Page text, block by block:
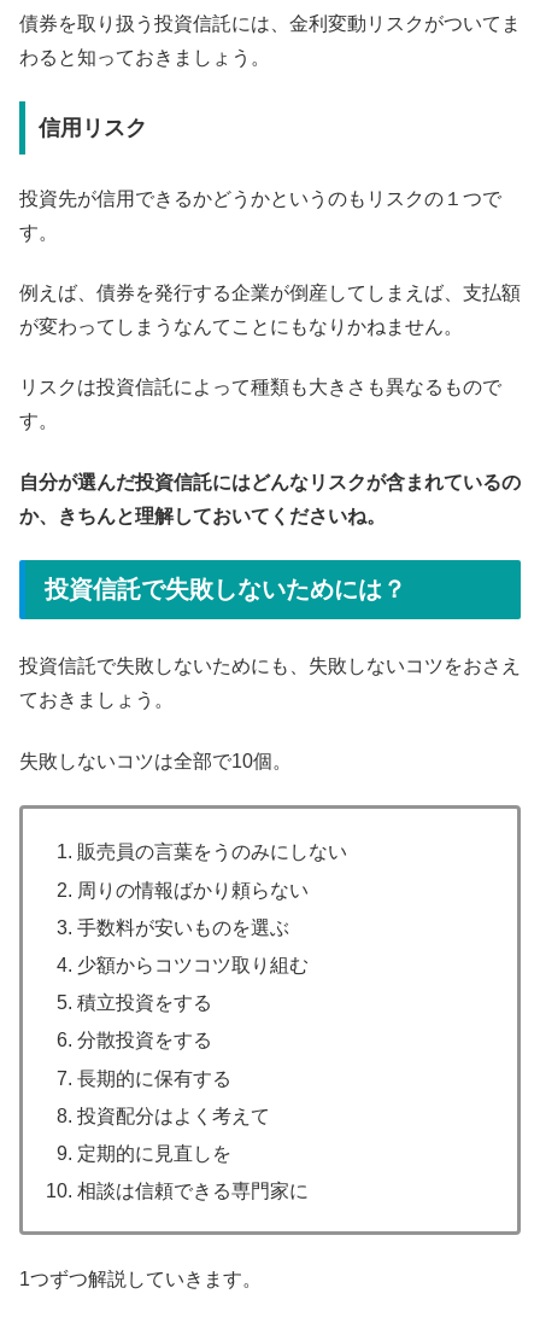
債券を取り扱う投資信託には、金利変動リスクがついてま
わると知っておきましょう。
信用リスク
投資先が信用できるかどうかというのもリスクの１つで
す。
例えば、債券を発行する企業が倒産してしまえば、支払額
が変わってしまうなんてことにもなりかねません。
リスクは投資信託によって種類も大きさも異なるもので
す。
自分が選んだ投資信託にはどんなリスクが含まれているの
か、きちんと理解しておいてくださいね。
投資信託で失敗しないためには？
投資信託で失敗しないためにも、失敗しないコツをおさえ
ておきましょう。
失敗しないコツは全部で10個。
販売員の言葉をうのみにしない
周りの情報ばかり頼らない
手数料が安いものを選ぶ
少額からコツコツ取り組む
積立投資をする
分散投資をする
長期的に保有する
投資配分はよく考えて
定期的に見直しを
相談は信頼できる専門家に
1つずつ解説していきます。